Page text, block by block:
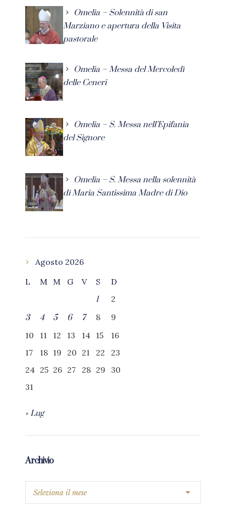
Omelia – Solennità di san
Marziano e apertura della Visita
pastorale
Omelia – Messa del Mercoledì
delle Ceneri
Omelia – S. Messa nell’Epifania
del Signore
Omelia – S. Messa nella solennità
di Maria Santissima Madre di Dio
Agosto 2026
L
M M G V S
D
1
2
3
4 5 6 7 8
9
10
11 12 13 14 15
16
17
18 19 20 21 22
23
24 25 26 27 28 29
30
31
« Lug
Archivio